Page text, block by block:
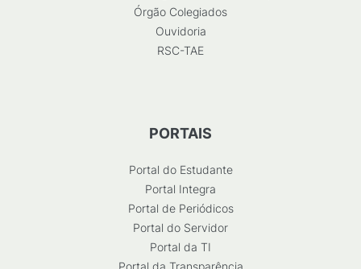
Órgão Colegiados
Ouvidoria
RSC-TAE
PORTAIS
Portal do Estudante
Portal Integra
Portal de Periódicos
Portal do Servidor
Portal da TI
Portal da Transparência